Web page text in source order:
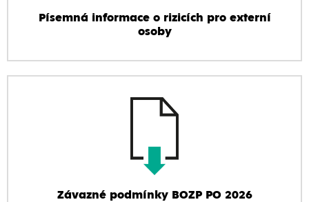
Písemná informace o rizicích pro externí
osoby
Závazné podmínky BOZP PO 2026